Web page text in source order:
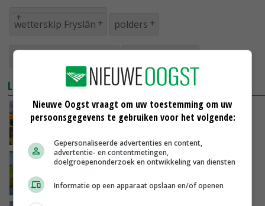
wetterskip Fryslân polders
watersysteembeheer
LEES OOK
Wetterskip maakt boerenpolders
klimaatbestendig
Ecologisch schonen houdt sloot levend
21-09-2021
Nieuwe Oogst vraagt om uw toestemming om uw
persoonsgegevens te gebruiken voor het volgende:
Gepersonaliseerde advertenties en content,
advertentie- en contentmetingen,
doelgroepenonderzoek en ontwikkeling van diensten
Informatie op een apparaat opslaan en/of openen